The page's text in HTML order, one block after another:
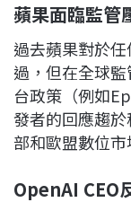
蘋果面臨監管
過去蘋果對於
過，但在全球
台政策（例如
發者的回應趨
部和歐盟數位
OpenAI CEO